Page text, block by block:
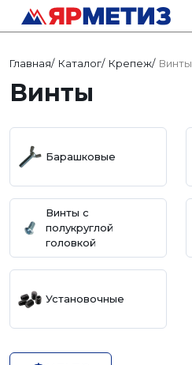
Главная/ Каталог/ Крепеж/ Винты
Винты
Барашковые
Винты с
полукруглой
головкой
Установочные